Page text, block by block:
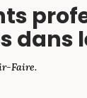
dans
Faire.